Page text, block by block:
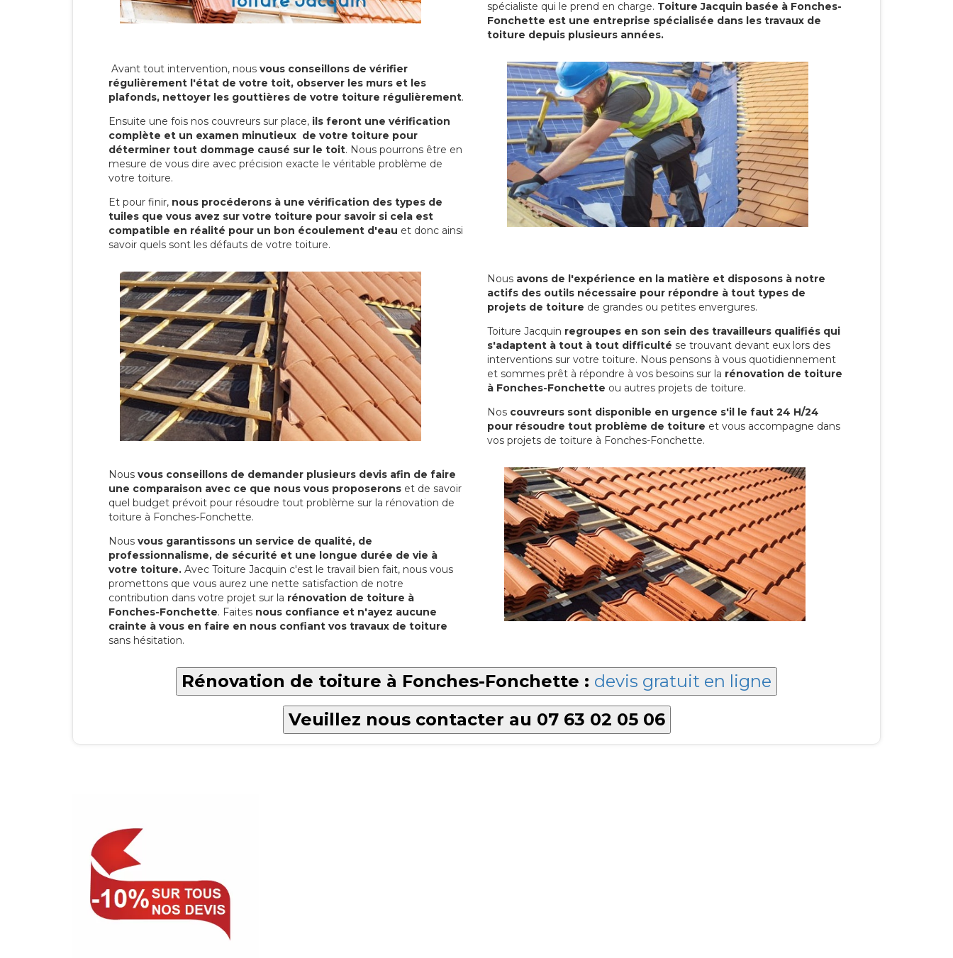
spécialiste qui le prend en charge. Toiture Jacquin basée à Fonches-
Fonchette est une entreprise spécialisée dans les travaux de
toiture depuis plusieurs années.
Avant tout intervention, nous vous conseillons de vérifier
régulièrement l'état de votre toit, observer les murs et les
plafonds, nettoyer les gouttières de votre toiture régulièrement.
Ensuite une fois nos couvreurs sur place, ils feront une vérification
complète et un examen minutieux de votre toiture pour
déterminer tout dommage causé sur le toit. Nous pourrons être en
mesure de vous dire avec précision exacte le véritable problème de
votre toiture.
Et pour finir, nous procéderons à une vérification des types de
tuiles que vous avez sur votre toiture pour savoir si cela est
compatible en réalité pour un bon écoulement d'eau et donc ainsi
savoir quels sont les défauts de votre toiture.
Nous avons de l'expérience en la matière et disposons à notre
actifs des outils nécessaire pour répondre à tout types de
projets de toiture de grandes ou petites envergures.
Toiture Jacquin regroupes en son sein des travailleurs qualifiés qui
s'adaptent à tout à tout difficulté se trouvant devant eux lors des
interventions sur votre toiture. Nous pensons à vous quotidiennement
et sommes prêt à répondre à vos besoins sur la rénovation de toiture
à Fonches-Fonchette ou autres projets de toiture.
Nos couvreurs sont disponible en urgence s'il le faut 24 H/24
pour résoudre tout problème de toiture et vous accompagne dans
vos projets de toiture à Fonches-Fonchette.
Nous vous conseillons de demander plusieurs devis afin de faire
une comparaison avec ce que nous vous proposerons et de savoir
quel budget prévoit pour résoudre tout problème sur la rénovation de
toiture à Fonches-Fonchette.
Nous vous garantissons un service de qualité, de
professionnalisme, de sécurité et une longue durée de vie à
votre toiture. Avec Toiture Jacquin c'est le travail bien fait, nous vous
promettons que vous aurez une nette satisfaction de notre
contribution dans votre projet sur la rénovation de toiture à
Fonches-Fonchette. Faites nous confiance et n'ayez aucune
crainte à vous en faire en nous confiant vos travaux de toiture
sans hésitation.
Rénovation de toiture à Fonches-Fonchette : devis gratuit en ligne
Veuillez nous contacter au 07 63 02 05 06